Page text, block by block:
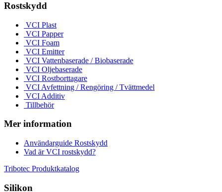
Rostskydd
VCI Plast
VCI Papper
VCI Foam
VCI Emitter
VCI Vattenbaserade / Biobaserade
VCI Oljebaserade
VCI Rostborttagare
VCI Avfettning / Rengöring / Tvättmedel
VCI Additiv
Tillbehör
Mer information
Användarguide Rostskydd
Vad är VCI rostskydd?
Tribotec Produktkatalog
Silikon